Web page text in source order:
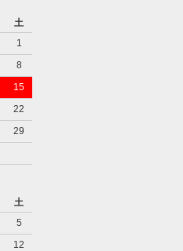
土
1
8
15
22
29
土
5
12